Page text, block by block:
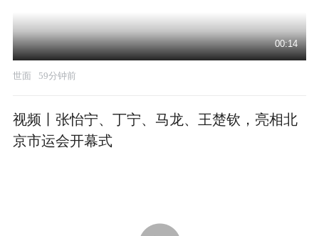
00:14
世面 59分钟前
视频丨张怡宁、丁宁、马龙、王楚钦，亮相北
京市运会开幕式